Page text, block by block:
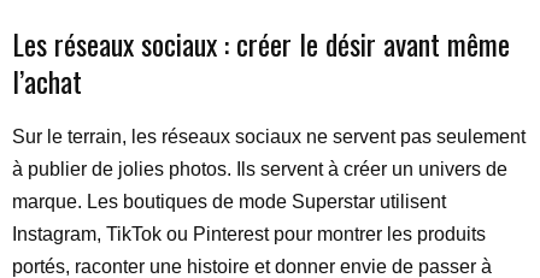
Les réseaux sociaux : créer le désir avant même
l’achat
Sur le terrain, les réseaux sociaux ne servent pas seulement
à publier de jolies photos. Ils servent à créer un univers de
marque. Les boutiques de mode Superstar utilisent
Instagram, TikTok ou Pinterest pour montrer les produits
portés, raconter une histoire et donner envie de passer à